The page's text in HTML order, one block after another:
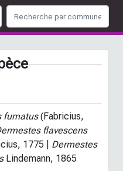
fumatus(Fabricius,
flavescens
1775 | Dermestes
Lindemann, 1865